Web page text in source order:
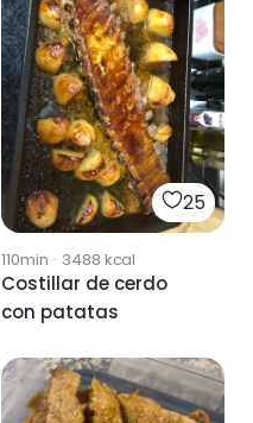
25
110min · 3488 kcal
Costillar de cerdo
con patatas